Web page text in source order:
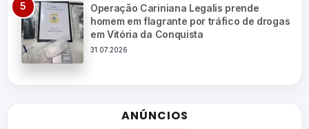
Operação Cariniana Legalis prende
homem em flagrante por tráfico de drogas
em Vitória da Conquista
31.07.2026
ANÚNCIOS